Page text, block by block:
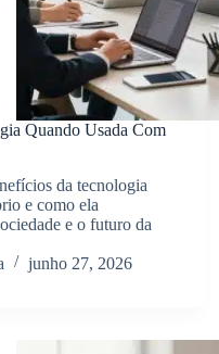
Quando Usada Com
da tecnologia
e como ela
e o futuro da
junho 27, 2026